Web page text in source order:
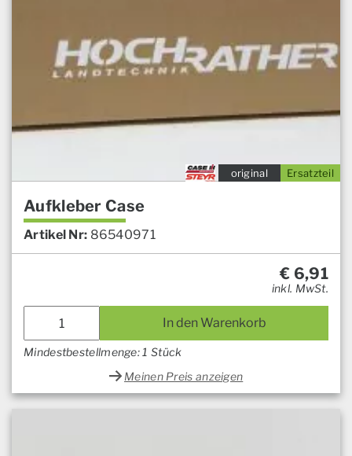
Ersatzteil
original
Aufkleber Case
Artikel Nr: 86540971
€ 6,91
inkl. MwSt.
In den Warenkorb
Mindestbestellmenge: 1 Stück
Meinen Preis anzeigen